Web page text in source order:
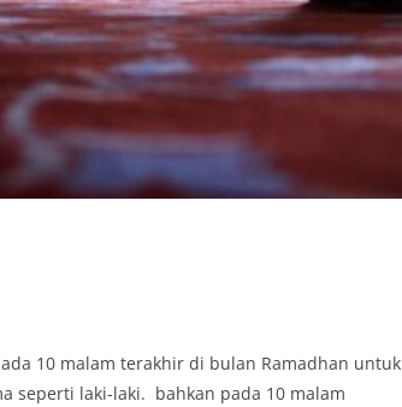
10 malam terakhir di bulan Ramadhan untuk
seperti laki-laki. bahkan pada 10 malam